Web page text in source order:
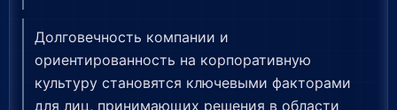
Долговечность компании и
ориентированность на корпоративную
культуру становятся ключевыми факторами
для лиц, принимающих решения в области